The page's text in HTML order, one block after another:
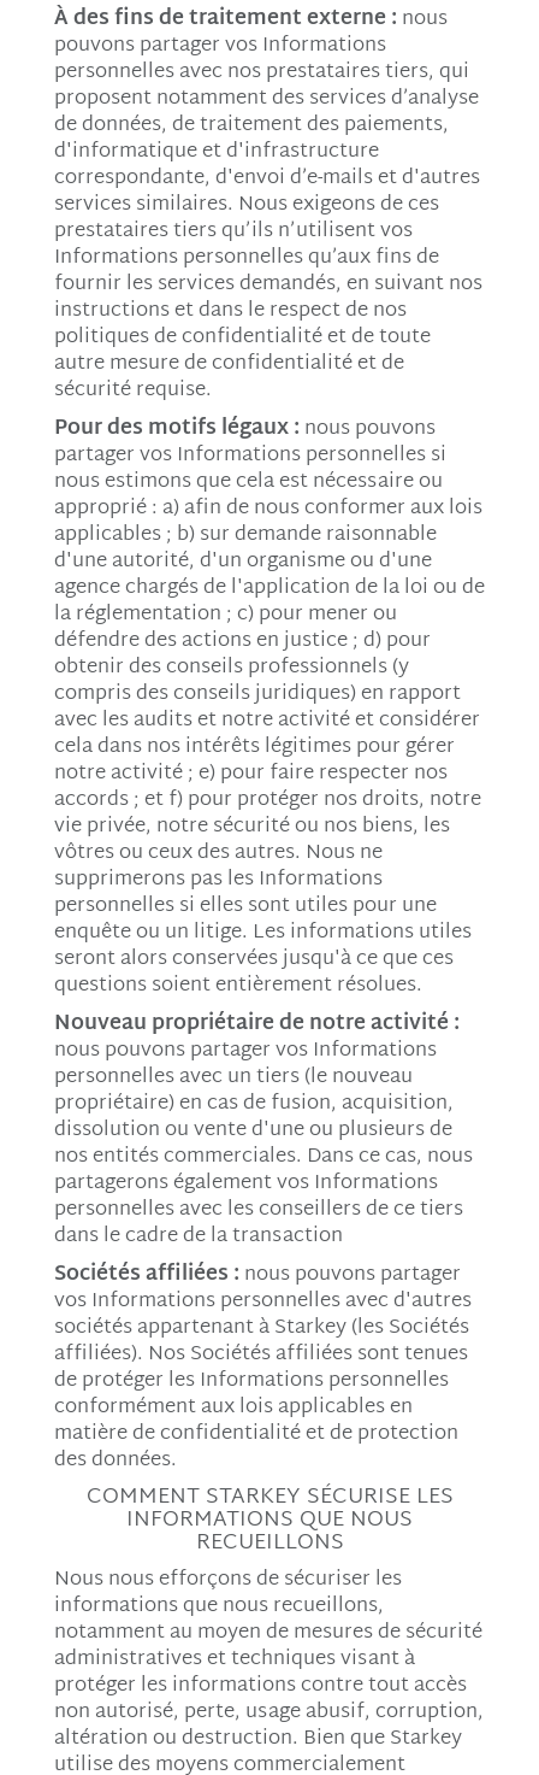
À des fins de traitement externe : nous
pouvons partager vos Informations
personnelles avec nos prestataires tiers, qui
proposent notamment des services d’analyse
de données, de traitement des paiements,
d'informatique et d'infrastructure
correspondante, d'envoi d’e-mails et d'autres
services similaires. Nous exigeons de ces
prestataires tiers qu’ils n’utilisent vos
Informations personnelles qu’aux fins de
fournir les services demandés, en suivant nos
instructions et dans le respect de nos
politiques de confidentialité et de toute
autre mesure de confidentialité et de
sécurité requise.
Pour des motifs légaux : nous pouvons
partager vos Informations personnelles si
nous estimons que cela est nécessaire ou
approprié : a) afin de nous conformer aux lois
applicables ; b) sur demande raisonnable
d'une autorité, d'un organisme ou d'une
agence chargés de l'application de la loi ou de
la réglementation ; c) pour mener ou
défendre des actions en justice ; d) pour
obtenir des conseils professionnels (y
compris des conseils juridiques) en rapport
avec les audits et notre activité et considérer
cela dans nos intérêts légitimes pour gérer
notre activité ; e) pour faire respecter nos
accords ; et f) pour protéger nos droits, notre
vie privée, notre sécurité ou nos biens, les
vôtres ou ceux des autres. Nous ne
supprimerons pas les Informations
personnelles si elles sont utiles pour une
enquête ou un litige. Les informations utiles
seront alors conservées jusqu'à ce que ces
questions soient entièrement résolues.
Nouveau propriétaire de notre activité :
nous pouvons partager vos Informations
personnelles avec un tiers (le nouveau
propriétaire) en cas de fusion, acquisition,
dissolution ou vente d'une ou plusieurs de
nos entités commerciales. Dans ce cas, nous
partagerons également vos Informations
personnelles avec les conseillers de ce tiers
dans le cadre de la transaction
Sociétés affiliées : nous pouvons partager
vos Informations personnelles avec d'autres
sociétés appartenant à Starkey (les Sociétés
affiliées). Nos Sociétés affiliées sont tenues
de protéger les Informations personnelles
conformément aux lois applicables en
matière de confidentialité et de protection
des données.
COMMENT STARKEY SÉCURISE LES
INFORMATIONS QUE NOUS
RECUEILLONS
Nous nous efforçons de sécuriser les
informations que nous recueillons,
notamment au moyen de mesures de sécurité
administratives et techniques visant à
protéger les informations contre tout accès
non autorisé, perte, usage abusif, corruption,
altération ou destruction. Bien que Starkey
utilise des moyens commercialement